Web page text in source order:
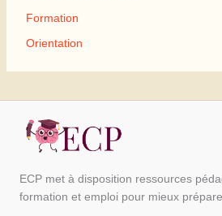
Formation
Orientation
ECP met à disposition ressources
formation et emploi pour mieux